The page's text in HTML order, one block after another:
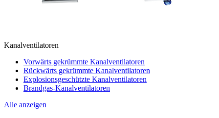
Kanalventilatoren
Vorwärts gekrümmte Kanalventilatoren
Rückwärts gekrümmte Kanalventilatoren
Explosionsgeschützte Kanalventilatoren
Brandgas-Kanalventilatoren
Alle anzeigen